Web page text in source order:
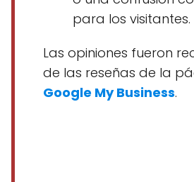
para los visitantes.
Las opiniones fueron
de las reseñas de la
Google My Business.